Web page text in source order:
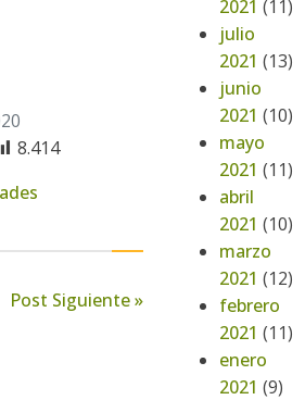
8.414
Post Siguiente »
2021 (11)
julio
2021 (13)
junio
2021 (10)
mayo
2021 (11)
abril
2021 (10)
marzo
2021 (12)
febrero
2021 (11)
enero
2021 (9)